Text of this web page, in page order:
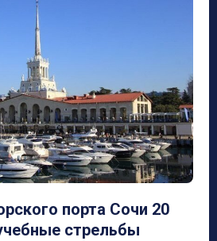
порта Сочи 20
стрельбы